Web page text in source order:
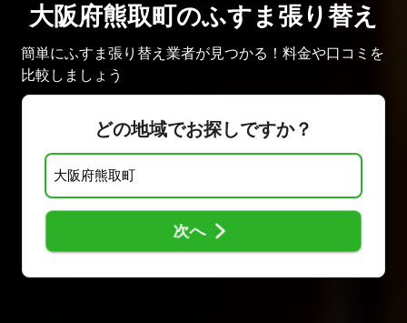
大阪府熊取町のふすま張り替え
簡単にふすま張り替え業者が見つかる！料金や口コミを
比較しましょう
どの地域でお探しですか？
次へ